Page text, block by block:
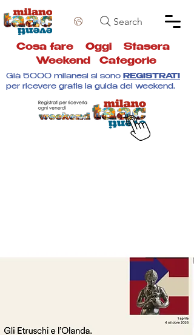
Search
Cosa fare Oggi Stasera
Weekend
Categorie
Già 5000 milanesi si sono REGISTRATI
per ricevere gratis la guida del weekend.